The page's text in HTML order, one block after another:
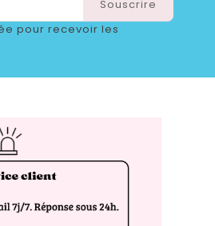
pour recevoir les